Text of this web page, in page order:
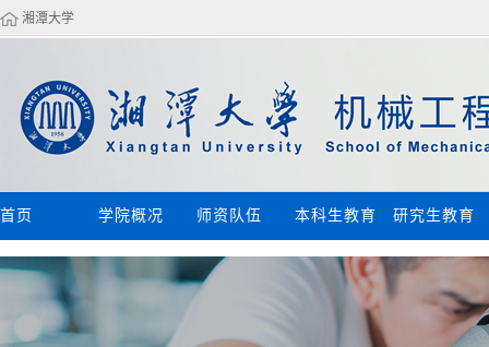
湘潭大学
首页 学院概况 师资队伍 本科生教育 研究生教育